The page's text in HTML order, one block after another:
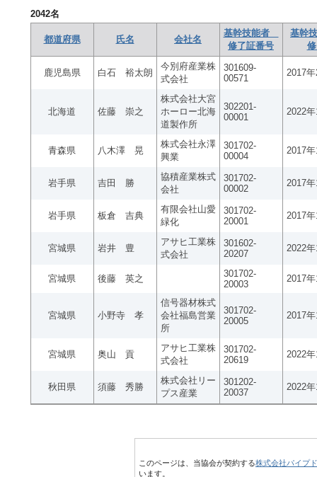
2042名
都道府県 氏名 会社名
基幹技能者
修了証番号
基幹
鹿児島県 白石 裕太朗
今別府産業株
式会社
301609-
00571
2017
北海道 佐藤 崇之
株式会社大宮
ホーロー北海
道製作所
302201-
00001
2022
青森県 八木澤 晃
株式会社永澤
興業
301702-
00004
2017
岩手県 吉田 勝
協積産業株式
会社
301702-
00002
2017
岩手県 板倉 吉典
有限会社山愛
緑化
301702-
20001
2017
宮城県 岩井 豊
アサヒ工業株
式会社
301602-
20207
2022
宮城県 後藤 英之
301702-
20003
2017
宮城県 小野寺 孝
信号器材株式
会社福島営業
所
301702-
20005
2017
宮城県 奥山 貢
アサヒ工業株
式会社
301702-
20619
2022
秋田県 須藤 秀勝
株式会社リー
プス産業
301202-
20037
2022
このページは、当協会が契約する株式会社パイプ
います。